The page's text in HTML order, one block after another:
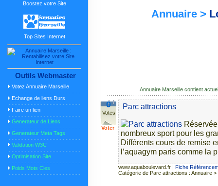
Boostez votre Site
Top Sites Internet
Outils Webmaster
Votez Annuaire Marseille
Echange de liens Durs
Faire un lien
Generateur de Liens
Generateur Meta Tags
Validation W3C
Optimisation Site
Poids Mots Cles
Annuaire >
Annuaire Marseille contient
0
Votes
Voter
Parc attractions
nombreux sport pour les
Différents cours de remise
l’aquagym paris comme la
www.aquaboulevard.fr
Fiche
Catégorie de Parc attractions : Annuaire >